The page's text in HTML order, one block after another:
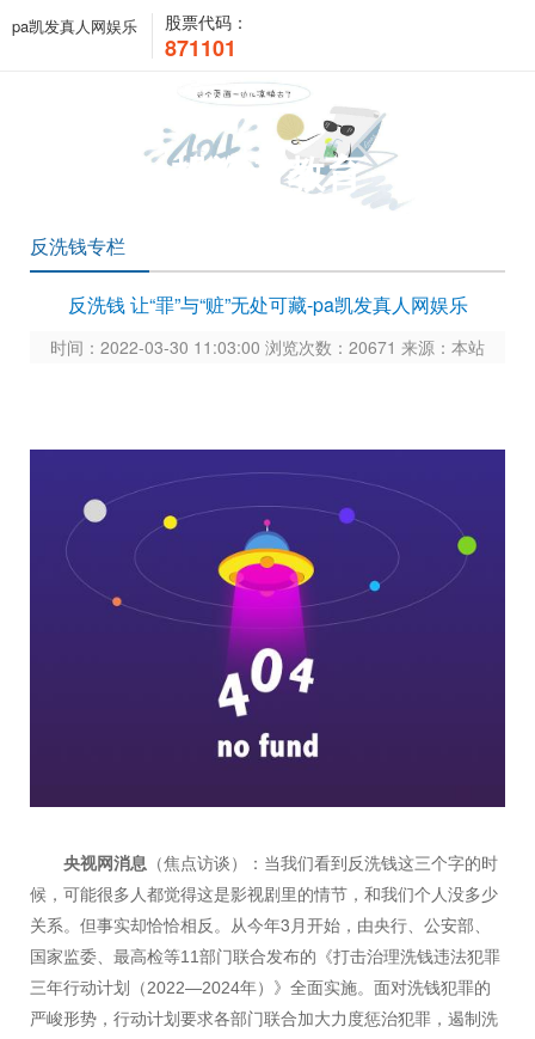
pa凯发真人网娱乐 股票代码：
871101
投资者教育
反洗钱专栏
反洗钱 让“罪”与“赃”无处可藏-pa凯发真人网娱乐
时间：2022-03-30 11:03:00 浏览次数：20671 来源：本站
央视网消息 （焦点访谈）：当我们看到反洗钱这三个字的时
候，可能很多人都觉得这是影视剧里的情节，和我们个人没多少
关系。但事实却恰恰相反。从今年3 月开始，由央行、公安部、
国家监委、最高检等11 部门联合发布的《打击治理洗钱违法犯罪
三年行动计划（ 2022—2024年）》全面实施。面对洗钱犯罪的
严峻形势，行动计划要求各部门联合加大力度惩治犯罪，遏制洗